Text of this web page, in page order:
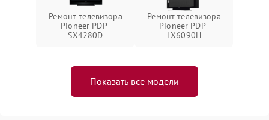
Ремонт телевизора
Pioneer PDP-
SX4280D
Ремонт телевизора
Pioneer PDP-
LX6090H
Показать все модели